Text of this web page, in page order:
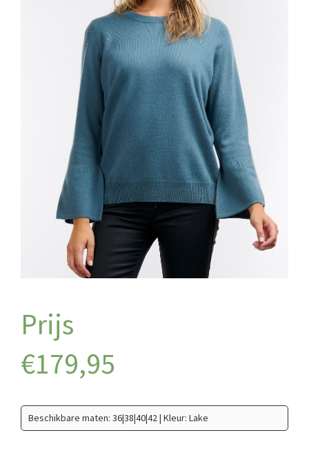
€179,95
Beschikbare maten: 36|38|40|42 | Kleur: Lake